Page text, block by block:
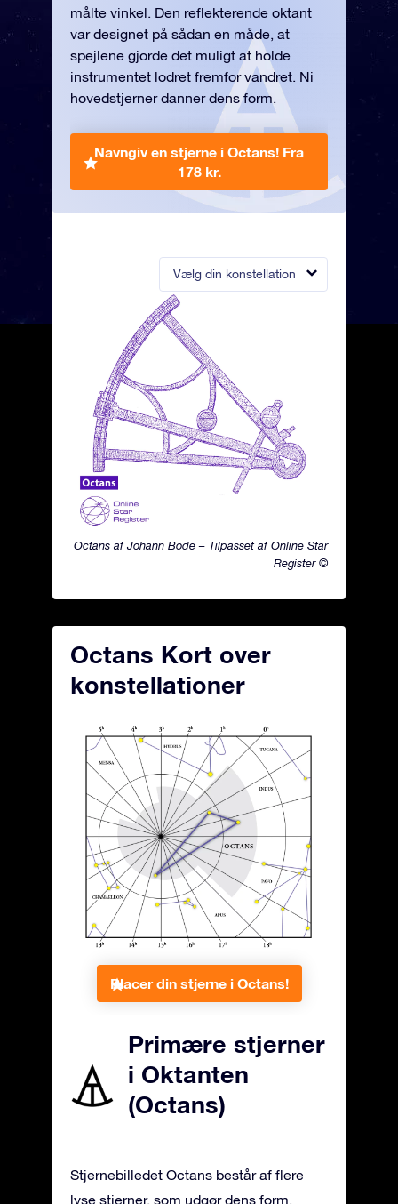
Vælg din konstellation
Octans af Johann Bode – Tilpasset af Online Star
Register ©
målte vinkel. Den reflekterende oktant
var designet på sådan en måde, at
spejlene gjorde det muligt at holde
instrumentet lodret fremfor vandret. Ni
hovedstjerner danner dens form.
Navngiv en stjerne i Octans! Fra
178 kr.
Octans Kort over
konstellationer
Placer din stjerne i Octans!
Primære stjerner
i Oktanten
(Octans)
Stjernebilledet Octans består af flere
lyse stjerner, som udgør dens form.